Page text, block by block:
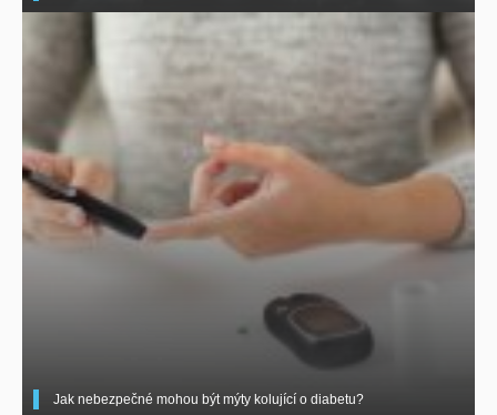
Jak nebezpečné mohou být mýty kolující o diabetu?